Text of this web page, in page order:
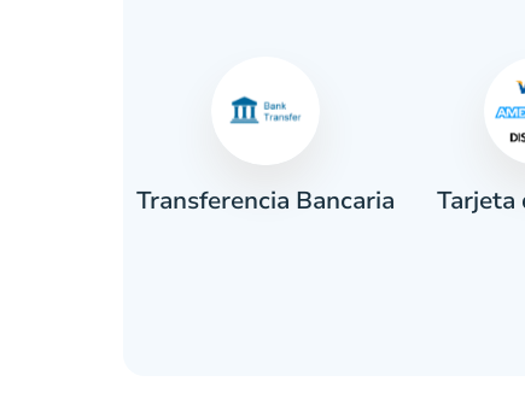
Transferencia Bancaria Tarjeta